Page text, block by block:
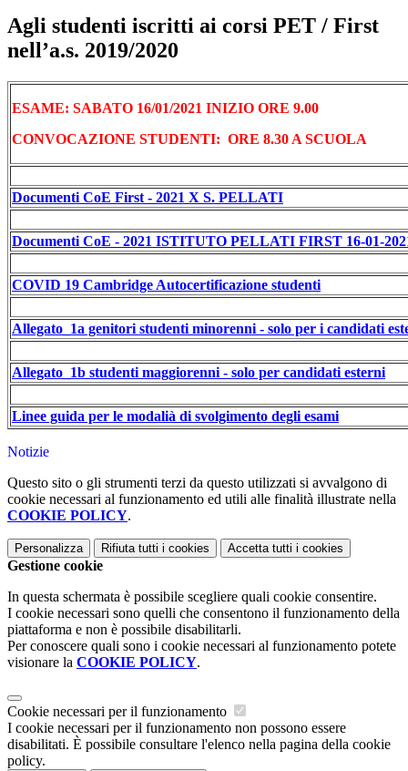
Agli studenti iscritti ai corsi PET / First
nell’a.s. 2019/2020
ESAME: SABATO 16/01/2021 INIZIO ORE 9.00
CONVOCAZIONE STUDENTI: ORE 8.30 A SCUOLA
Documenti CoE First - 2021 X S. PELLATI
Documenti CoE - 2021 ISTITUTO PELLATI FIRST 16-01-
COVID 19 Cambridge Autocertificazione studenti
Allegato_1a genitori studenti minorenni - solo per i candidati
Allegato_1b studenti maggiorenni - solo per candidati esterni
Linee guida per le modalià di svolgimento degli esami
Notizie
Questo sito o gli strumenti terzi da questo utilizzati si avvalgono di
cookie necessari al funzionamento ed utili alle finalità illustrate nella
COOKIE POLICY.
Personalizza Rifiuta tutti i cookies Accetta tutti i cookies
Gestione cookie
In questa schermata è possibile scegliere quali cookie consentire.
I cookie necessari sono quelli che consentono il funzionamento della
piattaforma e non è possibile disabilitarli.
Per conoscere quali sono i cookie necessari al funzionamento potete
visionare la COOKIE POLICY.
Cookie necessari per il funzionamento
I cookie necessari per il funzionamento non possono essere
disabilitati. È possibile consultare l'elenco nella pagina della cookie
policy.